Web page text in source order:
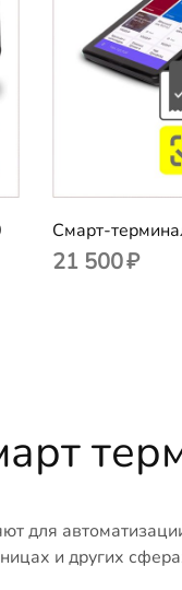
Смарт-
21 500₽
для
и других